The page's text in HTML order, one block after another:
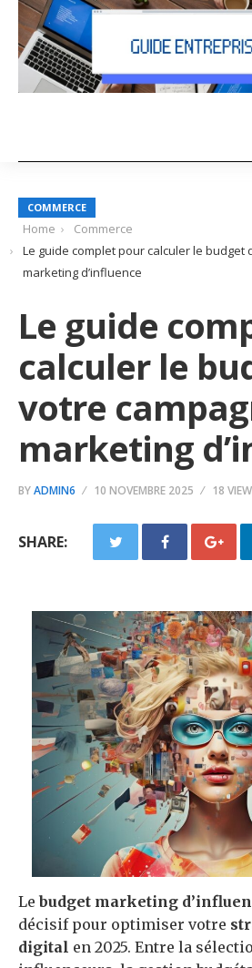
COMMERCE
Home
Commerce
Le guide complet pour calculer le budget
marketing d’influence
Le guide
calculer le
votre
marketing
BYADMIN6 10 NOVEMBRE 2025 18
SHARE:
Lebudget marketing
décisif pour optimiser votre
digital en 2025. Entre la